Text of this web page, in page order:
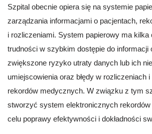
Szpital obecnie opiera się na systemie
zarządzania informacjami o pacjentach,
i rozliczeniami. System papierowy ma kilka
trudności w szybkim dostępie do informacji
zwiększone ryzyko utraty danych lub ich
umiejscowienia oraz błędy w rozliczeniach
rekordów medycznych. W związku z tym
stworzyć system elektronicznych
celu poprawy efektywności i dokładności